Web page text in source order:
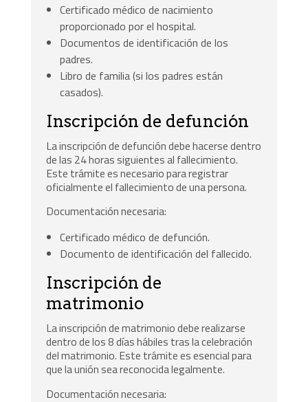
Certificado médico de nacimiento
proporcionado por el hospital.
Documentos de identificación de los
padres.
Libro de familia (si los padres están
casados).
Inscripción de defunción
La inscripción de defunción debe hacerse dentro
de las 24 horas siguientes al fallecimiento.
Este trámite es necesario para registrar
oficialmente el fallecimiento de una persona.
Documentación necesaria:
Certificado médico de defunción.
Documento de identificación del fallecido.
Inscripción de
matrimonio
La inscripción de matrimonio debe realizarse
dentro de los 8 días hábiles tras la celebración
del matrimonio. Este trámite es esencial para
que la unión sea reconocida legalmente.
Documentación necesaria: